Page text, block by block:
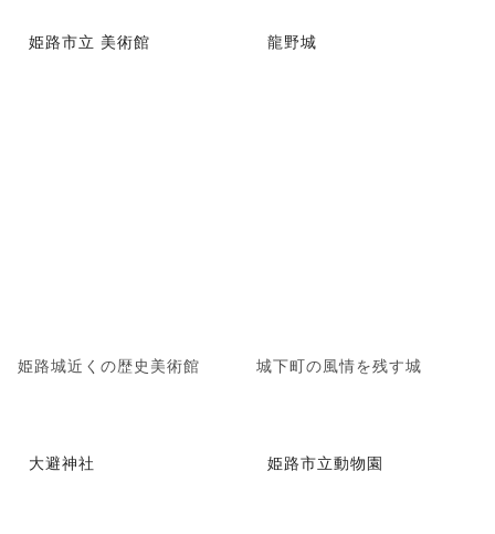
姫路市立 美術館
姫路城近くの歴史美術館
龍野城
城下町の風情を残す城
大避神社 姫路市立動物園